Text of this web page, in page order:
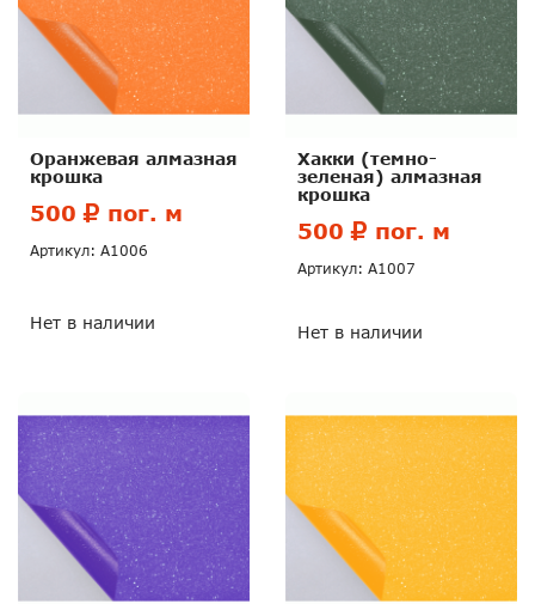
Оранжевая алмазная
крошка
500 пог. м
Артикул: А1006
Нет в наличии
Хакки (темно-
зеленая) алмазная
крошка
500 пог. м
Артикул: А1007
Нет в наличии